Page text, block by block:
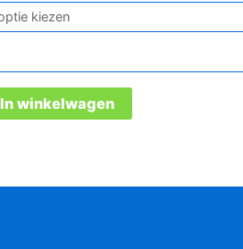
In winkelwagen